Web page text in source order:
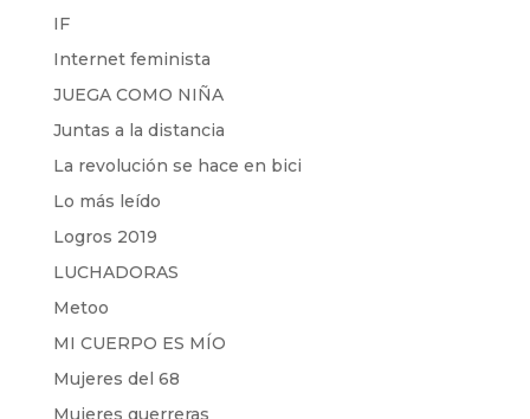
IF
Internet feminista
JUEGA COMO NIÑA
Juntas a la distancia
La revolución se hace en bici
Lo más leído
Logros 2019
LUCHADORAS
Metoo
MI CUERPO ES MÍO
Mujeres del 68
Mujeres guerreras